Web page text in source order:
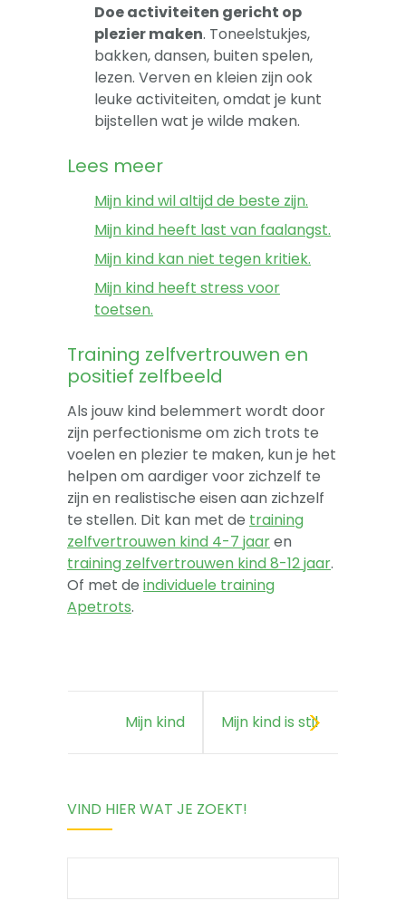
Doe activiteiten gericht op
plezier maken. Toneelstukjes,
bakken, dansen, buiten spelen,
lezen. Verven en kleien zijn ook
leuke activiteiten, omdat je kunt
bijstellen wat je wilde maken.
Lees meer
Mijn kind wil altijd de beste zijn.
Mijn kind heeft last van faalangst.
Mijn kind kan niet tegen kritiek.
Mijn kind heeft stress voor
toetsen.
Training zelfvertrouwen en
positief zelfbeeld
Als jouw kind belemmert wordt door
zijn perfectionisme om zich trots te
voelen en plezier te maken, kun je het
helpen om aardiger voor zichzelf te
zijn en realistische eisen aan zichzelf
te stellen. Dit kan met de training
zelfvertrouwen kind 4-7 jaaren
training zelfvertrouwen kind 8-12 jaar.
Of met de individuele training
Apetrots.
Mijn kind
snel
Mijn kind is stil
VIND HIER WAT JE ZOEKT!